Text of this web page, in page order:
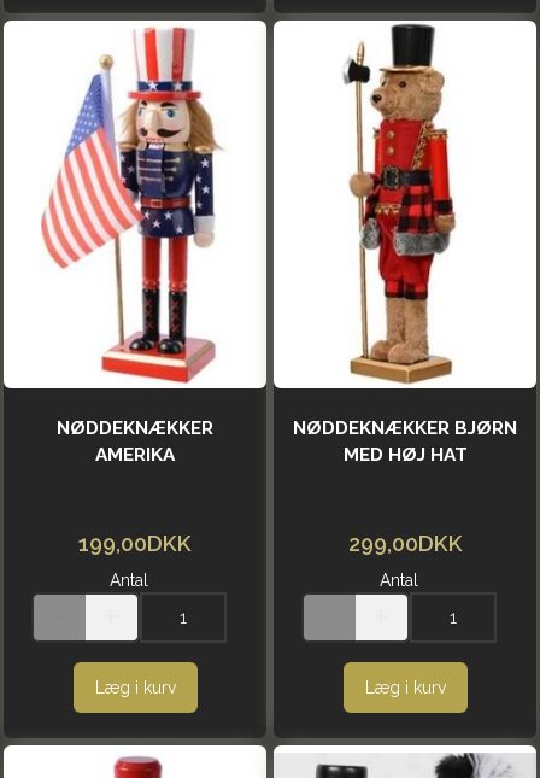
NØDDEKNÆKKER
AMERIKA
199,00DKK
Antal
Læg i kurv
NØDDEKNÆKKER BJØRN
MED HØJ HAT
299,00DKK
Antal
Læg i kurv